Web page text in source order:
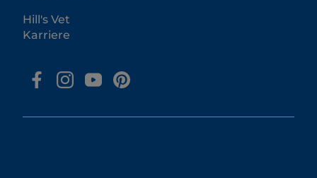
Hill's Vet
Karriere